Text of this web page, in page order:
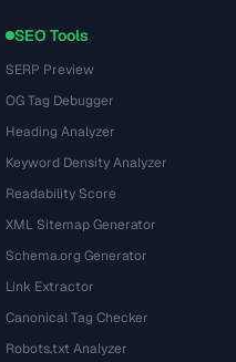
SEO Tools
SERP Preview
OG Tag Debugger
Heading Analyzer
Keyword Density Analyzer
Readability Score
XML Sitemap Generator
Schema.org Generator
Link Extractor
Canonical Tag Checker
Robots.txt Analyzer